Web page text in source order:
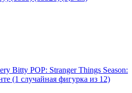
Bitty POP: Stranger Things Season:
(1 случайная фигурка из 12)